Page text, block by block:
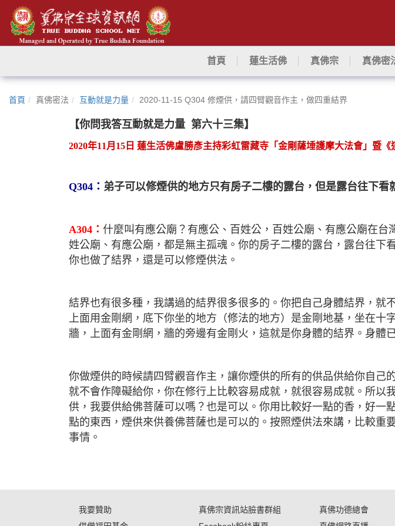
首頁 蓮生活佛 真佛宗 真佛密
首頁 真佛密法 互動就是力量 2020-11-15 Q304 修煙供，請四臂觀音作主，做四重結界
【你問我答互動就是力量 第六十三集】
2020年11 月 15 日 蓮生活佛盧勝彥主持彩虹雷藏寺「金剛薩埵護摩大法會」暨《
Q304 ： 弟子可以修煙供的地方只有房子二樓的露台，但是露台往下
A304 ： 什麼叫有應公廟？有應公、百姓公，百姓公廟、有應公廟在
姓公廟、有應公廟，都是無主孤魂。你的房子二樓的露台，露台往下
你也做了結界，還是可以修煙供法。
結界也有很多種，我講過的結界很多很多的。你把自己身體結界，
上面用金剛網，底下你坐的地方（修法的地方）是金剛地基，坐在
牆，上面有金剛網，牆的旁邊有金剛火，這就是你身體的結界。身體
你做煙供的時候請四臂觀音作主，讓你煙供的所有的供品供給你自
就不會作障礙給你，你在修行上比較容易成就，就很容易成就。所
供，我要供給佛菩薩可以嗎？也是可以。你用比較好一點的香，好
點的東西，煙供來供養佛菩薩也是可以的。按照煙供法來講，比較重
事情。
我要贊助
真佛宗資訊站臉書群組
真佛功德總會